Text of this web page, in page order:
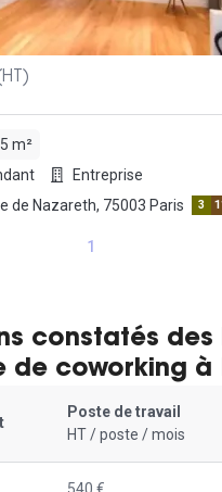
m²
Entreprise
Rue Notre-Dame de Nazareth, 75003 Paris
3
1
constatés des
de coworking à
Poste de travail
HT / poste / mois